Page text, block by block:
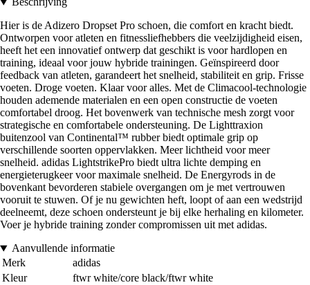
Hier is de Adizero Dropset Pro schoen, die comfort en kracht biedt.
Ontworpen voor atleten en fitnessliefhebbers die veelzijdigheid eisen,
heeft het een innovatief ontwerp dat geschikt is voor hardlopen en
training, ideaal voor jouw hybride trainingen. Geïnspireerd door
feedback van atleten, garandeert het snelheid, stabiliteit en grip. Frisse
voeten. Droge voeten. Klaar voor alles. Met de Climacool-technologie
houden ademende materialen en een open constructie de voeten
comfortabel droog. Het bovenwerk van technische mesh zorgt voor
strategische en comfortabele ondersteuning. De Lighttraxion
buitenzool van Continental™ rubber biedt optimale grip op
verschillende soorten oppervlakken. Meer lichtheid voor meer
snelheid. adidas LightstrikePro biedt ultra lichte demping en
energieterugkeer voor maximale snelheid. De Energyrods in de
bovenkant bevorderen stabiele overgangen om je met vertrouwen
vooruit te stuwen. Of je nu gewichten heft, loopt of aan een wedstrijd
deelneemt, deze schoen ondersteunt je bij elke herhaling en kilometer.
Voer je hybride training zonder compromissen uit met adidas.
Aanvullende informatie
Merk
adidas
Kleur
ftwr white/core black/ftwr white